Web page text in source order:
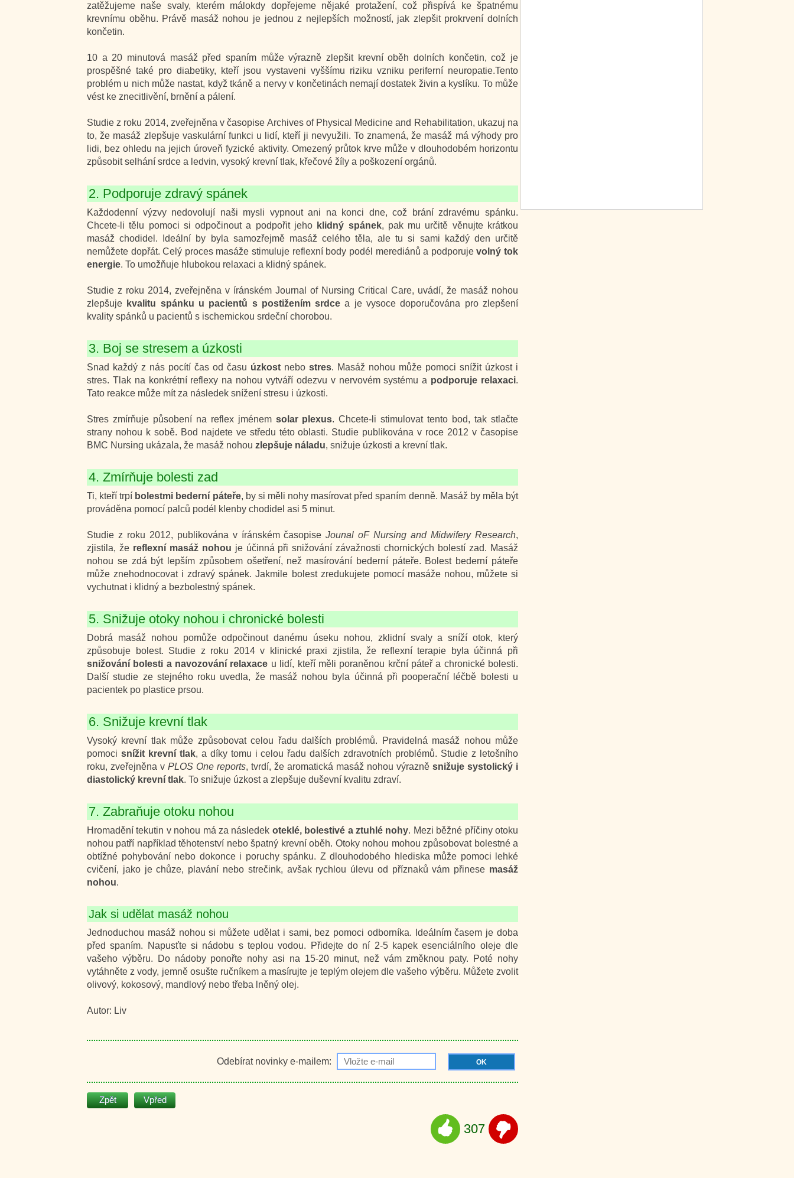
zatěžujeme naše svaly, kterém málokdy dopřejeme nějaké protažení, což přispívá ke špatnému
krevnímu oběhu. Právě masáž nohou je jednou z nejlepších možností, jak zlepšit prokrvení dolních
končetin.
10 a 20 minutová masáž před spaním může výrazně zlepšit krevní oběh dolních končetin, což je
prospěšné také pro diabetiky, kteří jsou vystaveni vyššímu riziku vzniku periferní neuropatie.Tento
problém u nich může nastat, když tkáně a nervy v končetinách nemají dostatek živin a kyslíku. To může
vést ke znecitlivění, brnění a pálení.
Studie z roku 2014, zveřejněna v časopise Archives of Physical Medicine and Rehabilitation, ukazuj na
to, že masáž zlepšuje vaskulární funkci u lidí, kteří ji nevyužili. To znamená, že masáž má výhody pro
lidi, bez ohledu na jejich úroveň fyzické aktivity. Omezený průtok krve může v dlouhodobém horizontu
způsobit selhání srdce a ledvin, vysoký krevní tlak, křečové žíly a poškození orgánů.
2. Podporuje zdravý spánek
Každodenní výzvy nedovolují naši mysli vypnout ani na konci dne, což brání zdravému spánku.
Chcete-li tělu pomoci si odpočinout a podpořit jeho klidný spánek, pak mu určitě věnujte krátkou
masáž chodidel. Ideální by byla samozřejmě masáž celého těla, ale tu si sami každý den určitě
nemůžete dopřát. Celý proces masáže stimuluje reflexní body podél merediánů a podporujevolný tok
energie. To umožňuje hlubokou relaxaci a klidný spánek.
Studie z roku 2014, zveřejněna v íránském Journal of Nursing Critical Care, uvádí, že masáž nohou
zlepšuje kvalitu spánku u pacientů s postižením srdce a je vysoce doporučována pro zlepšení
kvality spánků u pacientů s ischemickou srdeční chorobou.
3. Boj se stresem a úzkosti
Snad každý z nás pocítí čas od času úzkost nebo stres. Masáž nohou může pomoci snížit úzkost i
stres. Tlak na konkrétní reflexy na nohou vytváří odezvu v nervovém systému a podporuje relaxaci.
Tato reakce může mít za následek snížení stresu i úzkosti.
Stres zmírňuje působení na reflex jménem solar plexus. Chcete-li stimulovat tento bod, tak stlačte
strany nohou k sobě. Bod najdete ve středu této oblasti. Studie publikována v roce 2012 v časopise
BMC Nursing ukázala, že masáž nohou zlepšuje náladu, snižuje úzkosti a krevní tlak.
4. Zmírňuje bolesti zad
Ti, kteří trpí bolestmi bederní páteře, by si měli nohy masírovat před spaním denně. Masáž by měla být
prováděna pomocí palců podél klenby chodidel asi 5 minut.
Studie z roku 2012, publikována v íránském časopiseJounal oF Nursing and Midwifery Research,
zjistila, že reflexní masáž nohou je účinná při snižování závažnosti chornických bolestí zad. Masáž
nohou se zdá být lepším způsobem ošetření, než masírování bederní páteře. Bolest bederní páteře
může znehodnocovat i zdravý spánek. Jakmile bolest zredukujete pomocí masáže nohou, můžete si
vychutnat i klidný a bezbolestný spánek.
5. Snižuje otoky nohou i chronické bolesti
Dobrá masáž nohou pomůže odpočinout danému úseku nohou, zklidní svaly a sníží otok, který
způsobuje bolest. Studie z roku 2014 v klinické praxi zjistila, že reflexní terapie byla účinná při
snižování bolesti a navozování relaxace u lidí, kteří měli poraněnou krční páteř a chronické bolesti.
Další studie ze stejného roku uvedla, že masáž nohou byla účinná při pooperační léčbě bolesti u
pacientek po plastice prsou.
6. Snižuje krevní tlak
Vysoký krevní tlak může způsobovat celou řadu dalších problémů. Pravidelná masáž nohou může
pomoci snížit krevní tlak, a díky tomu i celou řadu dalších zdravotních problémů. Studie z letošního
roku, zveřejněna v PLOS One reports, tvrdí, že aromatická masáž nohou výrazně snižuje systolický i
diastolický krevní tlak. To snižuje úzkost a zlepšuje duševní kvalitu zdraví.
7. Zabraňuje otoku nohou
Hromadění tekutin v nohou má za následek oteklé, bolestivé a ztuhlé nohy. Mezi běžné příčiny otoku
nohou patří například těhotenství nebo špatný krevní oběh. Otoky nohou mohou způsobovat bolestné a
obtížné pohybování nebo dokonce i poruchy spánku. Z dlouhodobého hlediska může pomoci lehké
cvičení, jako je chůze, plavání nebo strečink, avšak rychlou úlevu od příznaků vám přinese masáž
nohou.
Jak si udělat masáž nohou
Jednoduchou masáž nohou si můžete udělat i sami, bez pomoci odborníka. Ideálním časem je doba
před spaním. Napusťte si nádobu s teplou vodou. Přidejte do ní 2-5 kapek esenciálního oleje dle
vašeho výběru. Do nádoby ponořte nohy asi na 15-20 minut, než vám změknou paty. Poté nohy
vytáhněte z vody, jemně osušte ručníkem a masírujte je teplým olejem dle vašeho výběru. Můžete zvolit
olivový, kokosový, mandlový nebo třeba lněný olej.
Autor: Liv
Odebírat novinky e-mailem: OK
Zpět Vpřed
307